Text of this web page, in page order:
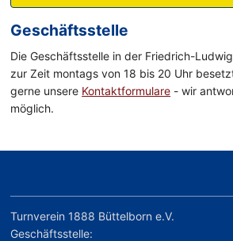
Geschäftsstelle
Die Geschäftsstelle in der Friedrich-
zur Zeit montags von 18 bis 20 Uhr
gerne unsere Kontaktformulare - wir
möglich.
Turnverein 1888 Büttelborn e.V.
Geschäftsstelle: